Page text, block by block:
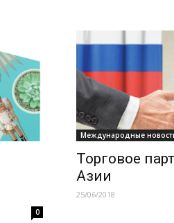
0
Международные
Торговое
Азии
25/06/2018